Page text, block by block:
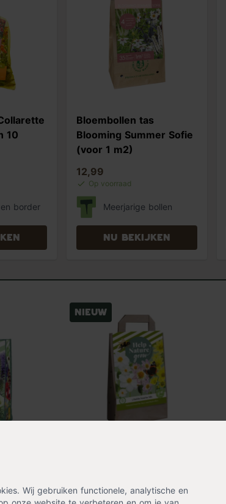
Wij gebruiken functionele, analytische en
10
border
Bloembollen tas
Blooming Summer Sofie
(voor 1 m2)
12,99
Op voorraad
Meerjarige bollen
Nu bekijken
Nature
Nieuw
12,99